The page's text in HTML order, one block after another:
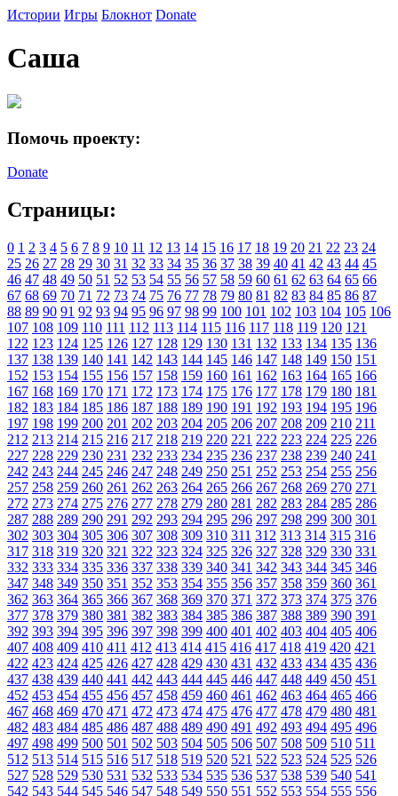
Истории Игры Блокнот Donate
Саша
Помочь проекту:
Donate
Страницы:
0 1 2 3 4 5 6 7 8 9 10 11 12 13 14 15 16 17 18 19 20 21 22 23 24
25 26 27 28 29 30 31 32 33 34 35 36 37 38 39 40 41 42 43 44 45
46 47 48 49 50 51 52 53 54 55 56 57 58 59 60 61 62 63 64 65 66
67 68 69 70 71 72 73 74 75 76 77 78 79 80 81 82 83 84 85 86 87
88 89 90 91 92 93 94 95 96 97 98 99 100 101 102 103 104 105 106
107 108 109 110 111 112 113 114 115 116 117 118 119 120 121
122 123 124 125 126 127 128 129 130 131 132 133 134 135 136
137 138 139 140 141 142 143 144 145 146 147 148 149 150 151
152 153 154 155 156 157 158 159 160 161 162 163 164 165 166
167 168 169 170 171 172 173 174 175 176 177 178 179 180 181
182 183 184 185 186 187 188 189 190 191 192 193 194 195 196
197 198 199 200 201 202 203 204 205 206 207 208 209 210 211
212 213 214 215 216 217 218 219 220 221 222 223 224 225 226
227 228 229 230 231 232 233 234 235 236 237 238 239 240 241
242 243 244 245 246 247 248 249 250 251 252 253 254 255 256
257 258 259 260 261 262 263 264 265 266 267 268 269 270 271
272 273 274 275 276 277 278 279 280 281 282 283 284 285 286
287 288 289 290 291 292 293 294 295 296 297 298 299 300 301
302 303 304 305 306 307 308 309 310 311 312 313 314 315 316
317 318 319 320 321 322 323 324 325 326 327 328 329 330 331
332 333 334 335 336 337 338 339 340 341 342 343 344 345 346
347 348 349 350 351 352 353 354 355 356 357 358 359 360 361
362 363 364 365 366 367 368 369 370 371 372 373 374 375 376
377 378 379 380 381 382 383 384 385 386 387 388 389 390 391
392 393 394 395 396 397 398 399 400 401 402 403 404 405 406
407 408 409 410 411 412 413 414 415 416 417 418 419 420 421
422 423 424 425 426 427 428 429 430 431 432 433 434 435 436
437 438 439 440 441 442 443 444 445 446 447 448 449 450 451
452 453 454 455 456 457 458 459 460 461 462 463 464 465 466
467 468 469 470 471 472 473 474 475 476 477 478 479 480 481
482 483 484 485 486 487 488 489 490 491 492 493 494 495 496
497 498 499 500 501 502 503 504 505 506 507 508 509 510 511
512 513 514 515 516 517 518 519 520 521 522 523 524 525 526
527 528 529 530 531 532 533 534 535 536 537 538 539 540 541
542 543 544 545 546 547 548 549 550 551 552 553 554 555 556